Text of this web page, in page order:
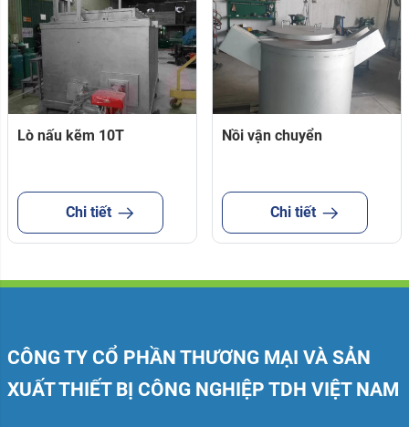
Lò nấu kẽm 10T
Chi tiết
Nồi vận chuyển
Chi tiết
CÔNG TY CỔ PHẦN THƯƠNG MẠI VÀ SẢN
XUẤT THIẾT BỊ CÔNG NGHIỆP TDH VIỆT NAM